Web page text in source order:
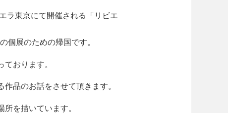
ラ東京にて開催される「リビエ
個展のための帰国です。
おります。
品のお話をさせて頂きます。
を描いています。